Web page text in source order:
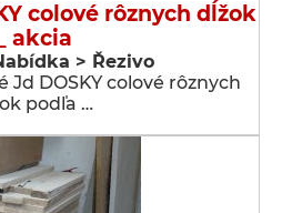
colové rôznych dĺžok
_ akcia
> Řezivo
DOSKY colové rôznych
podľa …